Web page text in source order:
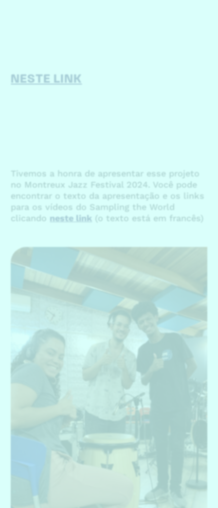
NESTE LINK
Tivemos a honra de apresentar esse projeto
no Montreux Jazz Festival 2024. Você pode
encontrar o texto da apresentação e os links
para os vídeos do Sampling the World
clicando neste link (o texto está em francês)